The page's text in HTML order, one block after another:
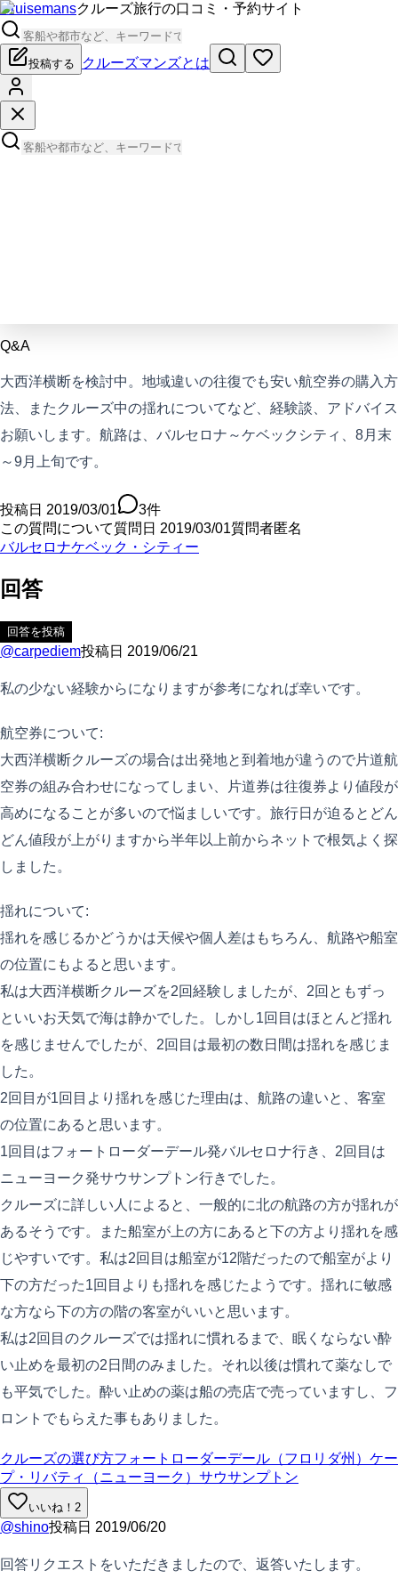
Cruisemansクルーズ旅行の口コミ・予約サイト
投稿する クルーズマンズとは
Q&A
大西洋横断を検討中。地域違いの往復でも安い航空券の購入方
法、またクルーズ中の揺れについてなど、経験談、アドバイス
お願いします。航路は、バルセロナ～ケベックシティ、8月末
～9月上旬です。
投稿日 2019/03/01 3件
この質問について質問日 2019/03/01質問者匿名
バルセロナケベック・シティー
回答
回答を投稿
@carpediem投稿日 2019/06/21
私の少ない経験からになりますが参考になれば幸いです。
航空券について:
大西洋横断クルーズの場合は出発地と到着地が違うので片道航
空券の組み合わせになってしまい、片道券は往復券より値段が
高めになることが多いので悩ましいです。旅行日が迫るとどん
どん値段が上がりますから半年以上前からネットで根気よく探
しました。
揺れについて:
揺れを感じるかどうかは天候や個人差はもちろん、航路や船室
の位置にもよると思います。
私は大西洋横断クルーズを2回経験しましたが、2回ともずっ
といいお天気で海は静かでした。しかし1回目はほとんど揺れ
を感じませんでしたが、2回目は最初の数日間は揺れを感じま
した。
2回目が1回目より揺れを感じた理由は、航路の違いと、客室
の位置にあると思います。
1回目はフォートローダーデール発バルセロナ行き、2回目は
ニューヨーク発サウサンプトン行きでした。
クルーズに詳しい人によると、一般的に北の航路の方が揺れが
あるそうです。また船室が上の方にあると下の方より揺れを感
じやすいです。私は2回目は船室が12階だったので船室がより
下の方だった1回目よりも揺れを感じたようです。揺れに敏感
な方なら下の方の階の客室がいいと思います。
私は2回目のクルーズでは揺れに慣れるまで、眠くならない酔
い止めを最初の2日間のみました。それ以後は慣れて薬なしで
も平気でした。酔い止めの薬は船の売店で売っていますし、フ
ロントでもらえた事もありました。
クルーズの選び方フォートローダーデール（フロリダ州） ケー
プ・リバティ（ニューヨーク） サウサンプトン
いいね！ 2
@shino投稿日 2019/06/20
回答リクエストをいただきましたので、返答いたします。